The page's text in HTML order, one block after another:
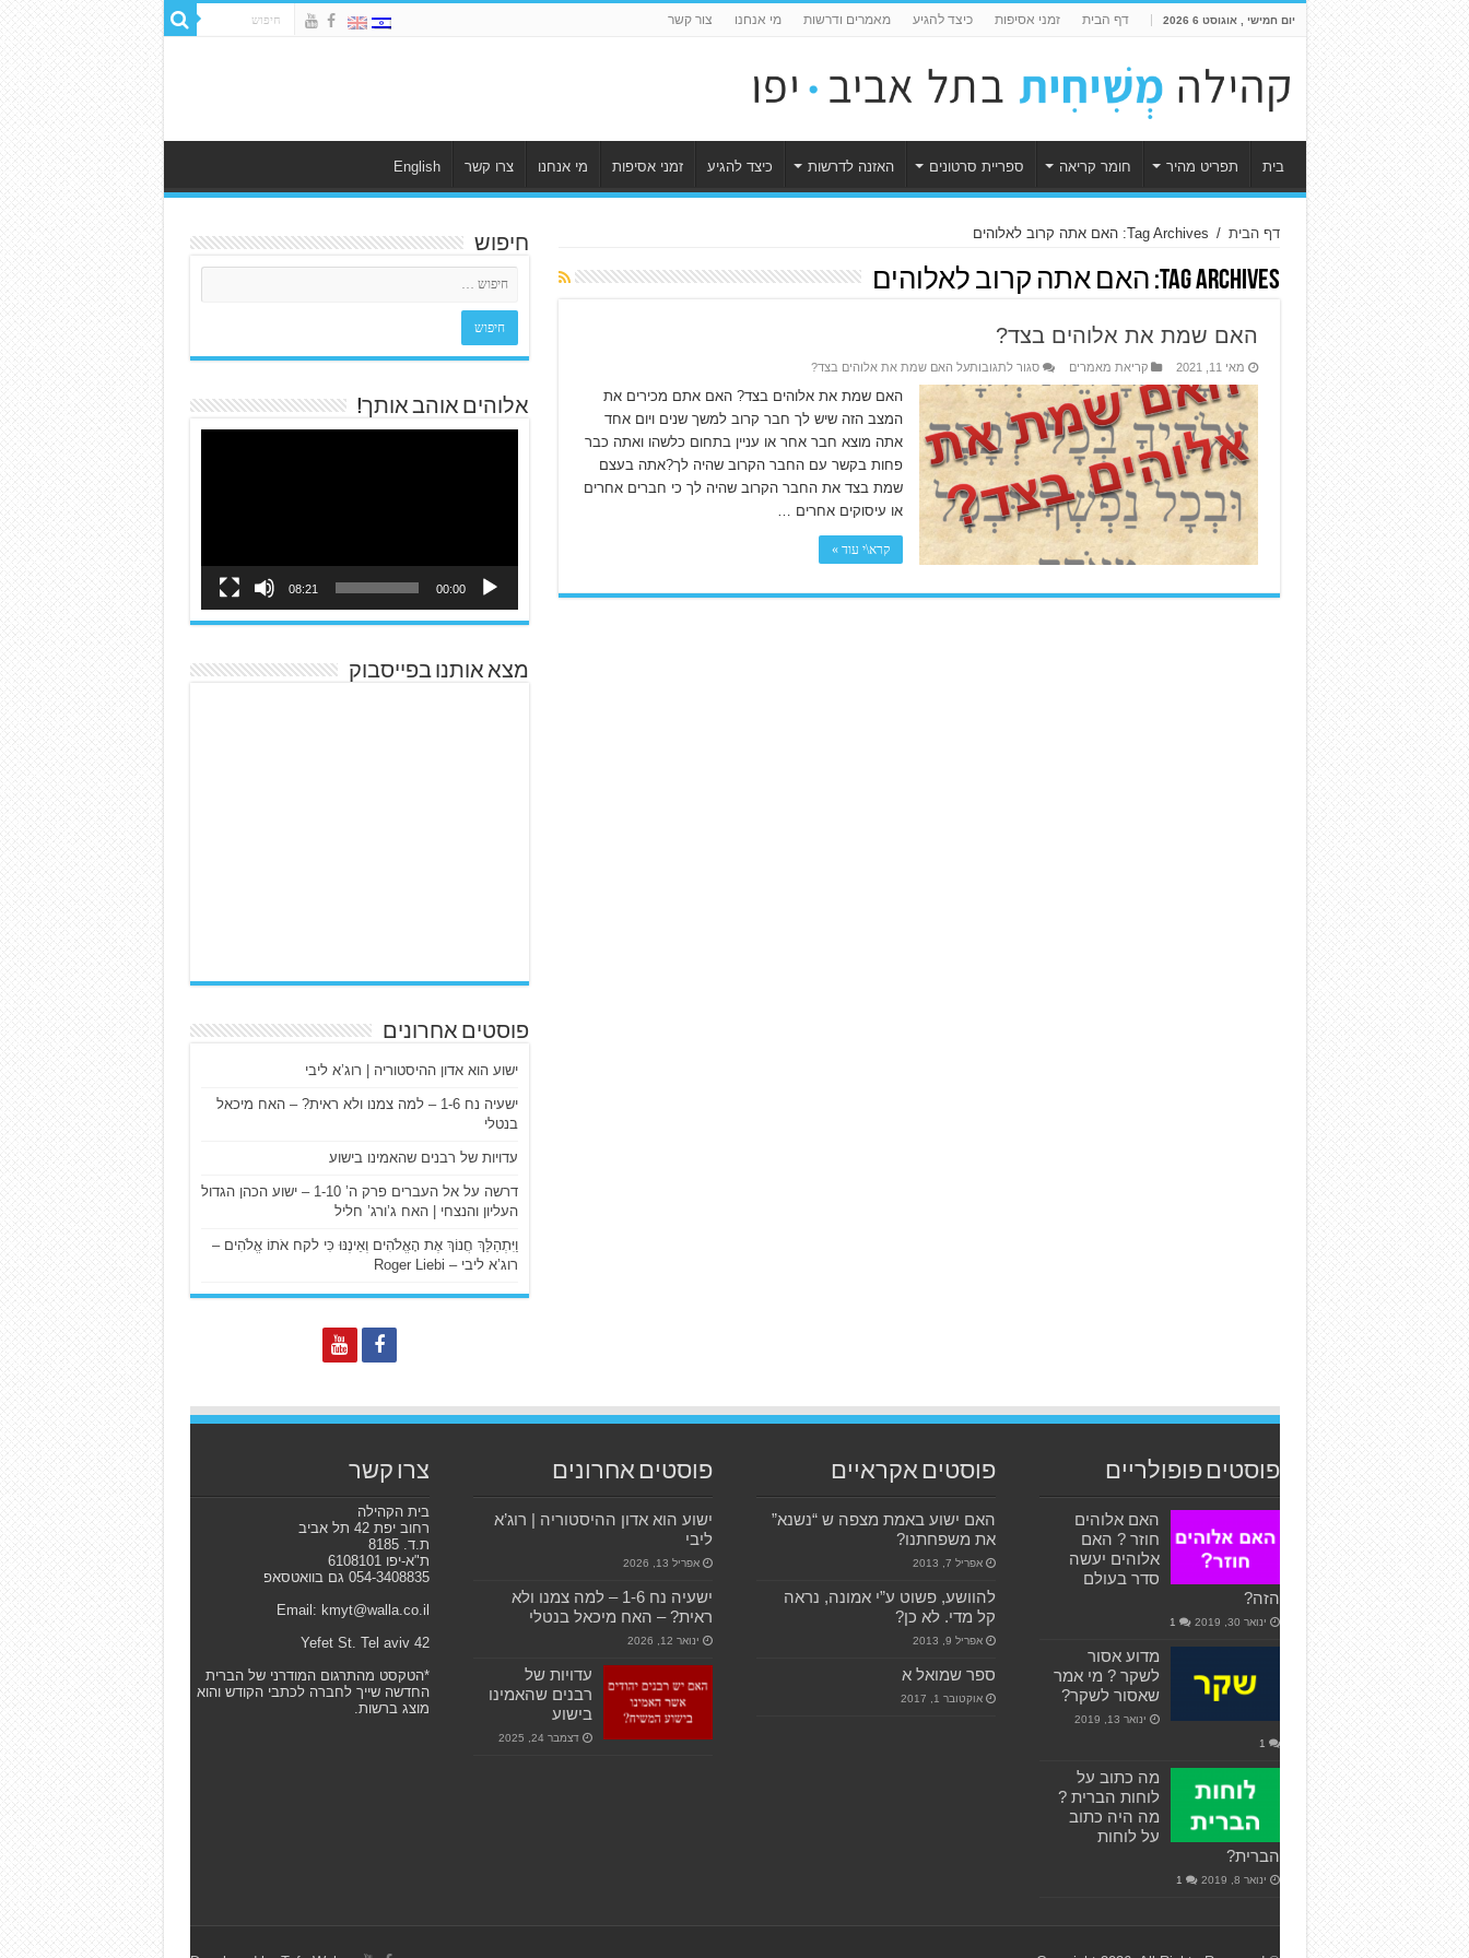
יום חמישי , אוגוסט 6 2026 דף הבית זמני אסיפות כיצד להגיע מאמרים ודרשות מי אנחנו צור קשר
בית תפריט מהיר חומר קריאה ספריית סרטונים האזנה לדרשות כיצד להגיע זמני אסיפות מי אנחנו צרו קשר English
דף הבית / Tag Archives: האם אתה קרוב לאלוהים
Tag Archives: האם אתה קרוב לאלוהים
האם שמת את אלוהים בצד?
מאי 11, 2021 קריאת מאמרים סגור לתגובותעל האם שמת את אלוהים בצד?
האם שמת את אלוהים בצד? האם אתם מכירים את
המצב הזה שיש לך חבר קרוב למשך שנים ויום אחד
אתה מוצא חבר אחר או עניין בתחום כלשהו ואתה כבר
פחות בקשר עם החבר הקרוב שהיה לך?אתה בעצם
שמת בצד את החבר הקרוב שהיה לך כי חברים אחרים
או עיסוקים אחרים …
קרא\י עוד »
חיפוש
אלוהים אוהב אותך!
00:00
08:21
מצא אותנו בפייסבוק
פוסטים אחרונים
ישוע הוא אדון ההיסטוריה | רוג’א ליבי
ישעיה נח 1-6 – למה צמנו ולא ראית? – האח מיכאל
בנטלי
עדויות של רבנים שהאמינו בישוע
דרשה על אל העברים פרק ה’ 1-10 – ישוע הכהן הגדול
העליון והנצחי | האח ג’ורג’ חליל
וַיִּתְהַלֵּךְ חֲנוֹךְ אֶת הָאֱלֹהִים וְאֵינֶנּוּ כִּי לקח אֹתוֹ אֱלֹהִים –
רוג’א ליבי – Roger Liebi
פוסטים פופולריים
האם אלוהים
חוזר ? האם
אלוהים יעשה
סדר בעולם
הזה?
ינואר 30, 2019 1
מדוע אסור
לשקר ? מי אמר
שאסור לשקר?
ינואר 13, 2019
1
מה כתוב על
לוחות הברית ?
מה היה כתוב
על לוחות
הברית?
ינואר 8, 2019 1
פוסטים אקראיים
האם ישוע באמת מצפה ש “נשנא”
את משפחתנו?
אפריל 7, 2013
להוושע, פשוט ע”י אמונה, נראה
קל מדי. לא כן?
אפריל 9, 2013
ספר שמואל א
אוקטובר 1, 2017
פוסטים אחרונים
ישוע הוא אדון ההיסטוריה | רוג’א
ליבי
אפריל 13, 2026
ישעיה נח 1-6 – למה צמנו ולא
ראית? – האח מיכאל בנטלי
ינואר 12, 2026
עדויות של
רבנים שהאמינו
בישוע
דצמבר 24, 2025
צרו קשר
בית הקהילה
רחוב יפת 42 תל אביב
ת.ד. 8185
ת"א-יפו 6108101
054-3408835 גם בוואטסאפ
Email: kmyt@walla.co.il
42 Yefet St. Tel aviv
*הטקסט מהתרגום המודרני של הברית
החדשה שייך לחברה לכתבי הקודש והוא
מוצג ברשות.